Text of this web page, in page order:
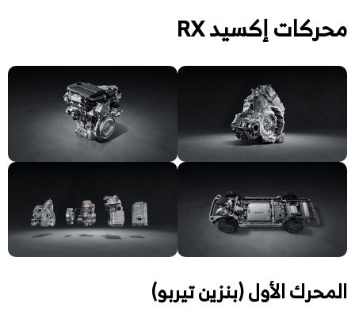
محركات إكسيد RX
المحرك الأول (بنزين تيربو)